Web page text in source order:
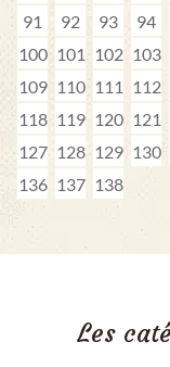
91
92 93 94
100 101 102 103
109 110 111 112
118 119 120 121
127 128 129 130
136 137 138
Les